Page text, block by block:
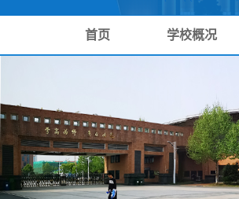
首页 学校概况